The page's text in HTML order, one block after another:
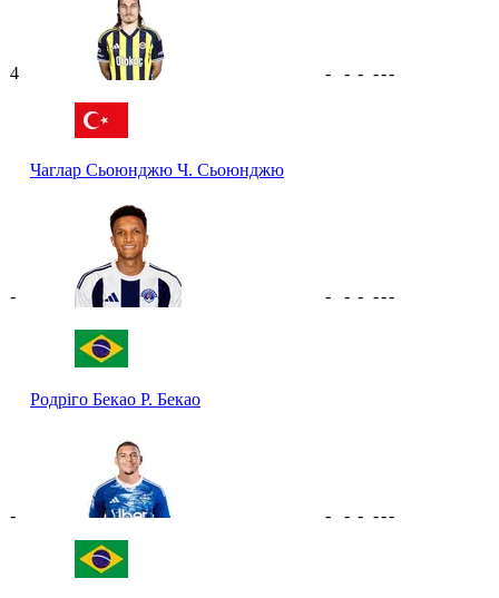
4
Чаглар Сьоюнджю Ч. Сьоюнджю
- - - ---
-
Родріго Бекао Р. Бекао
- - - ---
- - - - ---